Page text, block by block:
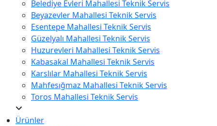
Belediye Evleri Mahallesi Teknik Servis
Beyazevler Mahallesi Teknik Servis
Esentepe Mahallesi Teknik Servis
Güzelyalı Mahallesi Teknik Servis
Huzurevleri Mahallesi Teknik Servis
Kabasakal Mahallesi Teknik Servis
Karslılar Mahallesi Teknik Servis
Mahfesığmaz Mahallesi Teknik Servis
Toros Mahallesi Teknik Servis
Ürünler